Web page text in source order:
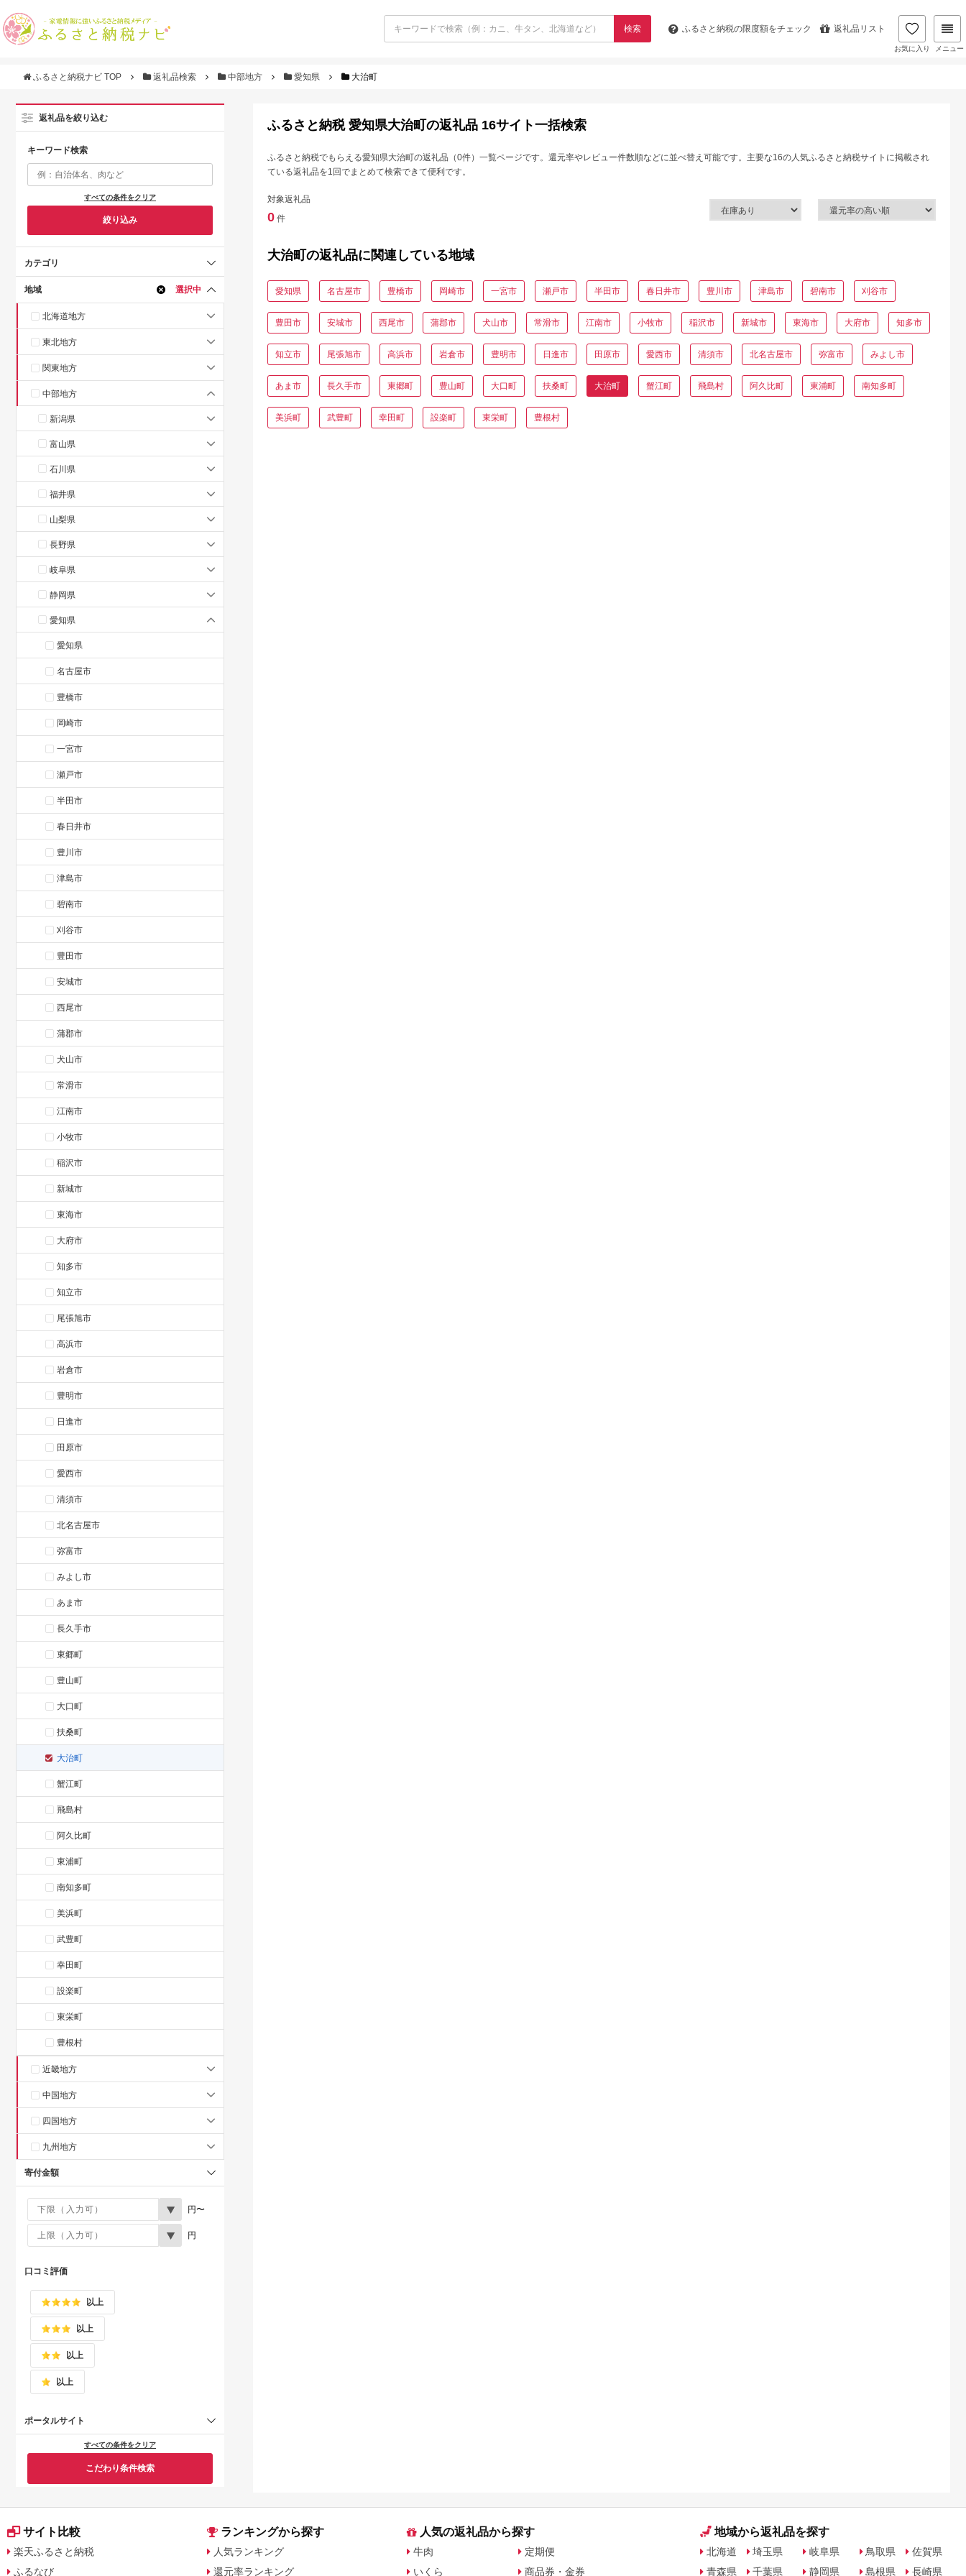
検索 ふるさと納税の限度額をチェック 返礼品リスト
お気に入り メニュー
ふるさと納税ナビ TOP 返礼品検索 中部地方 愛知県 大治町
返礼品を絞り込む
キーワード検索
すべての条件をクリア
絞り込み
カテゴリ
地域 選択中
北海道地方
東北地方
関東地方
中部地方
新潟県
富山県
石川県
福井県
山梨県
長野県
岐阜県
静岡県
愛知県
愛知県
名古屋市
豊橋市
岡崎市
一宮市
瀬戸市
半田市
春日井市
豊川市
津島市
碧南市
刈谷市
豊田市
安城市
西尾市
蒲郡市
犬山市
常滑市
江南市
小牧市
稲沢市
新城市
東海市
大府市
知多市
知立市
尾張旭市
高浜市
岩倉市
豊明市
日進市
田原市
愛西市
清須市
北名古屋市
弥富市
みよし市
あま市
長久手市
東郷町
豊山町
大口町
扶桑町
大治町
蟹江町
飛島村
阿久比町
東浦町
南知多町
美浜町
武豊町
幸田町
設楽町
東栄町
豊根村
近畿地方
中国地方
四国地方
九州地方
寄付金額
円〜
円
口コミ評価
以上
以上
以上
以上
ポータルサイト
すべての条件をクリア
こだわり条件検索
ふるさと納税 愛知県大治町の返礼品 16サイト一括検索
ふるさと納税でもらえる愛知県大治町の返礼品（0件）一覧ページです。還元率やレビュー件数順などに並べ替え可能です。主要な16の人気ふるさと納税サイトに掲載され
ている返礼品を1回でまとめて検索できて便利です。
対象返礼品
0 件
大治町の返礼品に関連している地域
愛知県 名古屋市 豊橋市 岡崎市 一宮市 瀬戸市 半田市 春日井市 豊川市 津島市 碧南市 刈谷市
豊田市 安城市 西尾市 蒲郡市 犬山市 常滑市 江南市 小牧市 稲沢市 新城市 東海市 大府市 知多市
知立市 尾張旭市 高浜市 岩倉市 豊明市 日進市 田原市 愛西市 清須市 北名古屋市 弥富市 みよし市
あま市 長久手市 東郷町 豊山町 大口町 扶桑町 大治町 蟹江町 飛島村 阿久比町 東浦町 南知多町
美浜町 武豊町 幸田町 設楽町 東栄町 豊根村
サイト比較
楽天ふるさと納税
ふるなび
ランキングから探す
人気ランキング
還元率ランキング
人気の返礼品から探す
牛肉
いくら
定期便
商品券・金券
地域から返礼品を探す
北海道
青森県
埼玉県
千葉県
岐阜県
静岡県
鳥取県
島根県
佐賀県
長崎県